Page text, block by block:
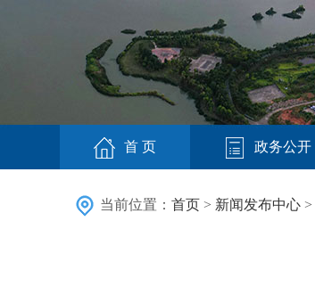
首 页 政务公开
当前位置： 首页 > 新闻发布中心 >